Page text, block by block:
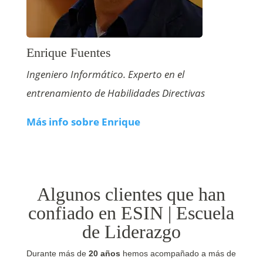
Enrique Fuentes
Ingeniero Informático. Experto en el
entrenamiento de Habilidades Directivas
Más info sobre Enrique
Algunos clientes que han
confiado en ESIN | Escuela
de Liderazgo
Durante más de 20 años hemos acompañado a más de